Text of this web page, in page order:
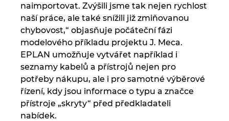
naimportovat. Zvýšili jsme tak nejen rychlost
naší práce, ale také snížili již zmiňovanou
chybovost,“ objasňuje počáteční fázi
modelového příkladu projektu J. Meca.
EPLAN umožňuje vytvářet například i
seznamy kabelů a přístrojů nejen pro
potřeby nákupu, ale i pro samotné výběrové
řízení, kdy jsou informace o typu a značce
přístroje „skryty“ před předkladateli
nabídek.